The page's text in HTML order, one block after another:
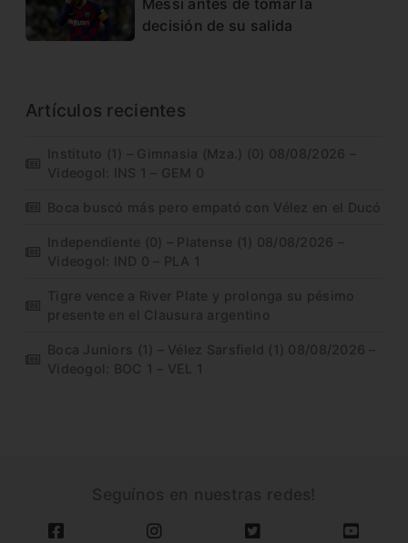
decisión de su salida
Artículos recientes
Instituto (1) – Gimnasia (Mza.) (0) 08/08/2026 –
Videogol: INS 1 – GEM 0
Boca buscó más pero empató con Vélez en el Ducó
Independiente (0) – Platense (1) 08/08/2026 –
Videogol: IND 0 – PLA 1
Tigre vence a River Plate y prolonga su pésimo
presente en el Clausura argentino
Boca Juniors (1) – Vélez Sarsfield (1) 08/08/2026 –
Videogol: BOC 1 – VEL 1